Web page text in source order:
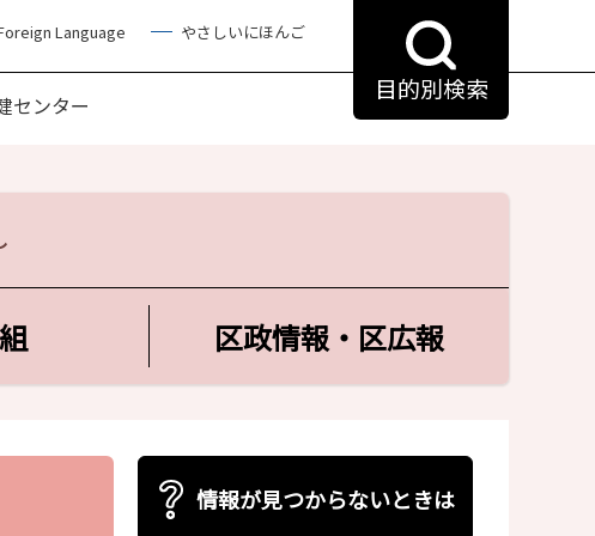
Language やさしいにほんご
目的別検索
センター
区政情報・区広報
情報が見つからないときは